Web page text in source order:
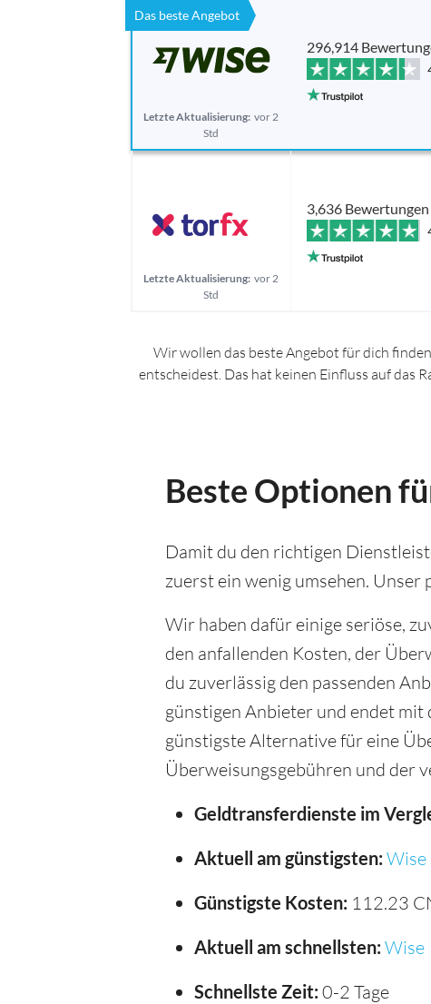
Das beste Angebot
Letzte Aktualisierung: vor 2
Std
296,914
Letzte Aktualisierung: vor 2
Std
3,636 Bewertungen
Wir wollen das beste Angebot für dich
entscheidest. Das hat keinen Einfluss auf das
Beste Optionen
Damit du den richtigen
zuerst ein wenig umsehen.
Wir haben dafür einige seriöse,
den anfallenden Kosten, der
du zuverlässig den passenden
günstigen Anbieter und endet mit
günstigste Alternative für eine
Überweisungsgebühren und der
Geldtransferdienste im
Aktuell am günstigsten: Wise
Günstigste Kosten: 112.23
Aktuell am schnellsten: Wise
Schnellste Zeit: 0-2 Tage